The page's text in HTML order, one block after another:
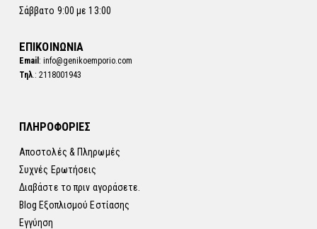
Σάββατο 9:00 με 13:00
ΕΠΙΚΟΙΝΩΝΙΑ
Email : info@genikoemporio.com
Τηλ.: 2118001943
ΠΛΗΡΟΦΟΡΙΕΣ
Αποστολές & Πληρωμές
Συχνές Ερωτήσεις
Διαβάστε το πριν αγοράσετε.
Blog Εξοπλισμού Εστίασης
Εγγύηση